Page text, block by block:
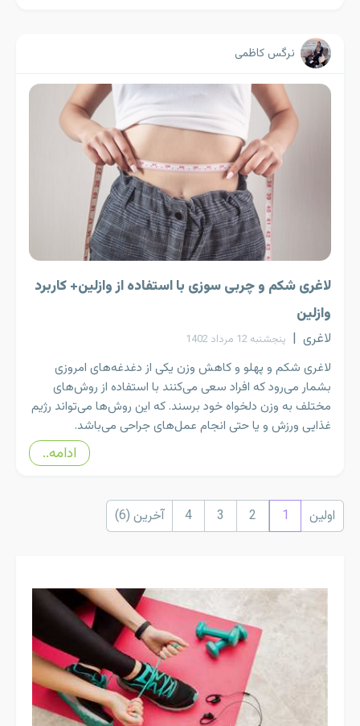
نرگس کاظمی
لاغری شکم و چربی سوزی با استفاده از وازلین+ کاربرد
وازلین
لاغری | پنجشنبه 12 مرداد 1402
لاغری شکم و پهلو و کاهش وزن یکی از دغدغه‌های امروزی
بشمار می‌رود که افراد سعی می‌کنند با استفاده از روش‌های
مختلف به وزن دلخواه خود برسند. که این روش‌ها می‌تواند رژیم
غذایی ورزش و یا حتی انجام عمل‌های جراحی می‌باشد.
ادامه..
اولین 1
2
3
4 آخرین (6)